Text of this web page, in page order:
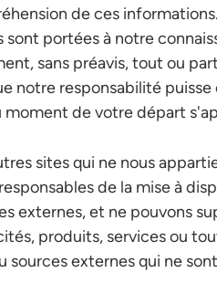
de ces
portées à notre
sans préavis, tout ou
notre responsabilité
moment de votre départ
sites qui ne nous
de la mise à
externes, et ne pouvons
produits, services ou
sources externes qui ne